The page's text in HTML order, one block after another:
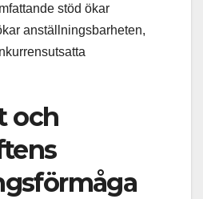
stöd ökar
anställningsbarheten,
och